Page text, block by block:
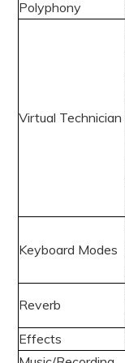
Polyphony
Virtual Technician
Keyboard Modes
Reverb
Effects